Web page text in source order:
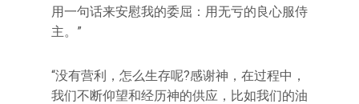
用一句话来安慰我的委屈：用无亏的良心服侍
主。”
“没有营利，怎么生存呢?感谢神，在过程中，
我们不断仰望和经历神的供应，比如我们的油